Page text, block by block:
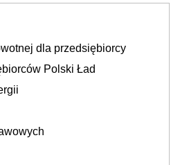
dla przedsiębiorcy
Polski Ład